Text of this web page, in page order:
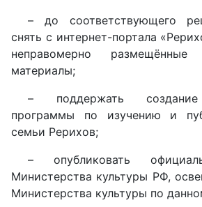
– до соответствующего
снять с интернет-портала
неправомерно
материалы;
– поддержать создание
программы по изучению и
семьи Рерихов;
– опубликовать
Министерства культуры РФ,
Министерства культуры по